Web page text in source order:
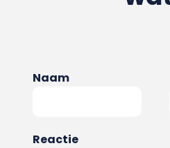
Naam
Reactie